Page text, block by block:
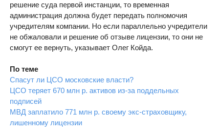
решение суда первой инстанции, то временная
администрация должна будет передать полномочия
учредителям компании. Но если параллельно учредители
не обжаловали и решение об отзыве лицензии, то они не
смогут ее вернуть, указывает Олег Койда.
По теме
Спасут ли ЦСО московские власти?
ЦСО теряет 670 млн р. активов из-за поддельных
подписей
МВД заплатило 771 млн р. своему экс-страховщику,
лишенному лицензии